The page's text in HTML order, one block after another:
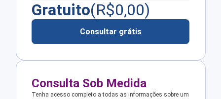
Gratuito(R$0,00)
Consultar grátis
Consulta Sob Medida
Tenha acesso completo a todas as informações sobre um